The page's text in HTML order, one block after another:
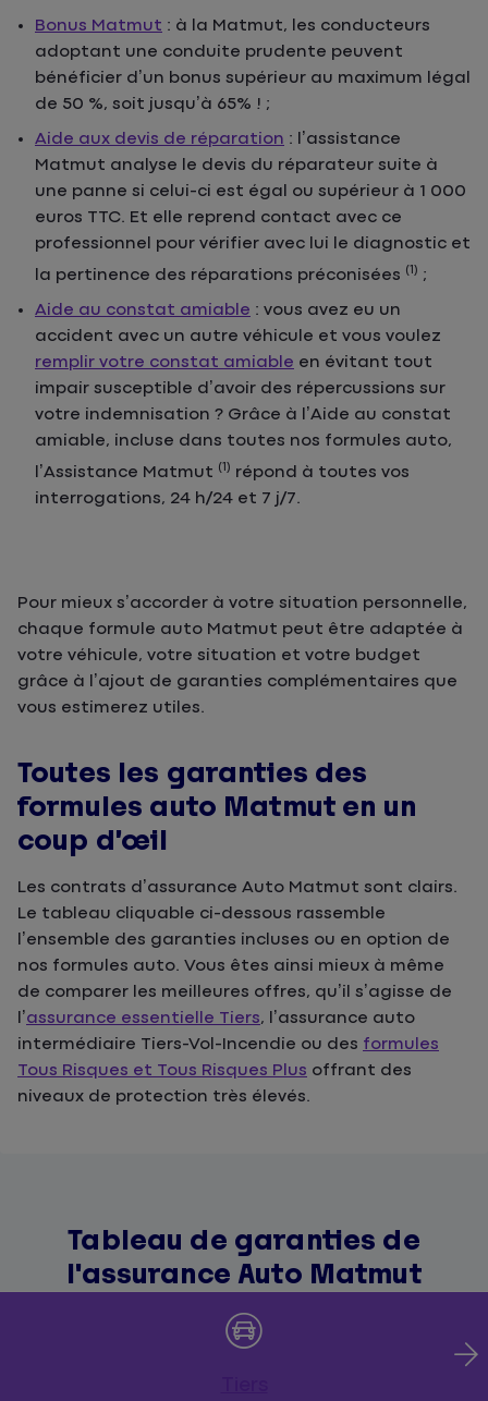
Bonus Matmut : à la Matmut, les conducteurs
adoptant une conduite prudente peuvent
bénéficier d’un bonus supérieur au maximum légal
de 50 %, soit jusqu’à 65% ! ;
Aide aux devis de réparation : l’assistance
Matmut analyse le devis du réparateur suite à
une panne si celui-ci est égal ou supérieur à 1 000
euros TTC. Et elle reprend contact avec ce
professionnel pour vérifier avec lui le diagnostic et
la pertinence des réparations préconisées (1) ;
Aide au constat amiable : vous avez eu un
accident avec un autre véhicule et vous voulez
remplir votre constat amiable en évitant tout
impair susceptible d’avoir des répercussions sur
votre indemnisation ? Grâce à l’Aide au constat
amiable, incluse dans toutes nos formules auto,
l’Assistance Matmut (1) répond à toutes vos
interrogations, 24 h/24 et 7 j/7.
Pour mieux s’accorder à votre situation personnelle,
chaque formule auto Matmut peut être adaptée à
votre véhicule, votre situation et votre budget
grâce à l’ajout de garanties complémentaires que
vous estimerez utiles.
Toutes les garanties des
formules auto Matmut en un
coup d’œil
Les contrats d’assurance Auto Matmut sont clairs.
Le tableau cliquable ci-dessous rassemble
l’ensemble des garanties incluses ou en option de
nos formules auto. Vous êtes ainsi mieux à même
de comparer les meilleures offres, qu’il s’agisse de
l’assurance essentielle Tiers, l’assurance auto
intermédiaire Tiers-Vol-Incendie ou des formules
Tous Risques et Tous Risques Plus offrant des
niveaux de protection très élevés.
Tableau de garanties de
l'assurance Auto Matmut